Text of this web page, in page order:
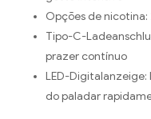
Opções de
Tipo-C-
prazer contínuo
LED-Digitalanzeige:
do paladar